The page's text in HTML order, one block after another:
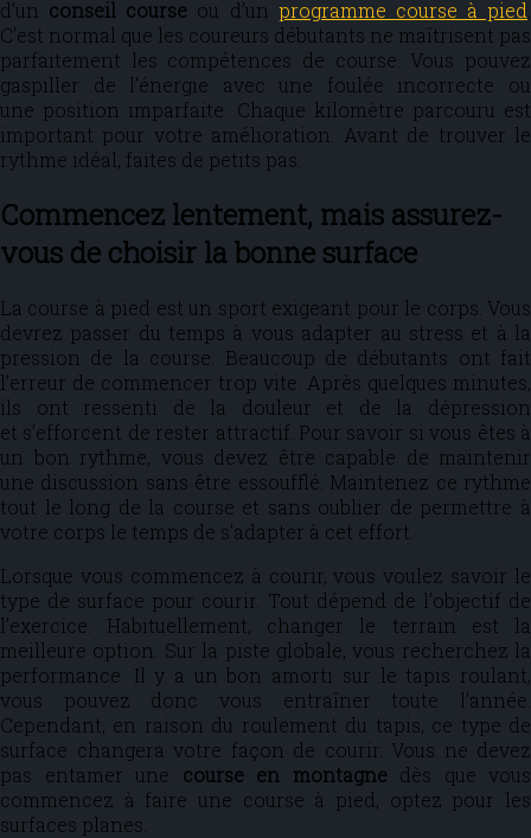
d’un conseil course ou d’un programme course à pied
C’est normal que les coureurs débutants ne maîtrisent pas
parfaitement les compétences de course. Vous pouvez
gaspiller de l’énergie avec une foulée incorrecte ou
une position imparfaite. Chaque kilomètre parcouru est
important pour votre amélioration. Avant de trouver le
rythme idéal, faites de petits pas.
Commencez lentement, mais assurez-
vous de choisir la bonne surface
La course à pied est un sport exigeant pour le corps. Vous
devrez passer du temps à vous adapter au stress et à la
pression de la course. Beaucoup de débutants ont fait
l’erreur de commencer trop vite. Après quelques minutes,
ils ont ressenti de la douleur et de la dépression
et s’efforcent de rester attractif. Pour savoir si vous êtes à
un bon rythme, vous devez être capable de maintenir
une discussion sans être essoufflé. Maintenez ce rythme
tout le long de la course et sans oublier de permettre à
votre corps le temps de s’adapter à cet effort.
Lorsque vous commencez à courir, vous voulez savoir le
type de surface pour courir. Tout dépend de l’objectif de
l’exercice. Habituellement, changer le terrain est la
meilleure option. Sur la piste globale, vous recherchez la
performance. Il y a un bon amorti sur le tapis roulant,
vous pouvez donc vous entraîner toute l’année.
Cependant, en raison du roulement du tapis, ce type de
surface changera votre façon de courir. Vous ne devez
pas entamer une course en montagnedès que vous
commencez à faire une course à pied, optez pour les
surfaces planes.